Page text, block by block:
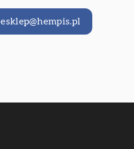
esklep@hempis.pl